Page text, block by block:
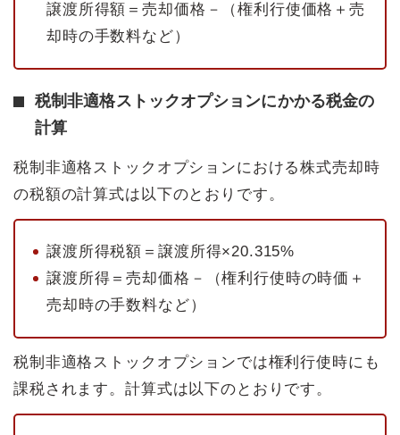
譲渡所得額＝売却価格－（権利行使価格＋売
却時の手数料など）
税制非適格ストックオプションにかかる税金の
計算
税制非適格ストックオプションにおける株式売却時
の税額の計算式は以下のとおりです。
譲渡所得税額＝譲渡所得×20.315%
譲渡所得＝売却価格－（権利行使時の時価＋
売却時の手数料など）
税制非適格ストックオプションでは権利行使時にも
課税されます。計算式は以下のとおりです。